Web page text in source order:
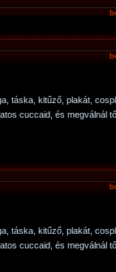
táska, kitűző, plakát,
cuccaid, és megválnál
táska, kitűző, plakát,
cuccaid, és megválnál